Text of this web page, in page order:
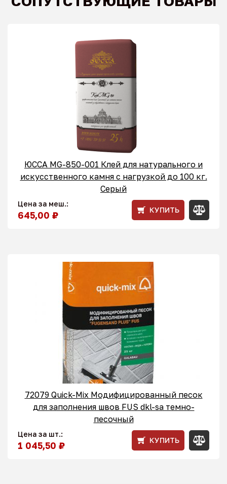
ЮССА MG-850-001 Клей для натурального и
искусственного камня с нагрузкой до 100 кг.
Серый
Цена за меш.:
645,00 ₽ КУПИТЬ
72079 Quick-Mix Модифицированный песок
для заполнения швов FUS dkl-sa темно-
песочный
Цена за шт.:
1 045,50 ₽ КУПИТЬ